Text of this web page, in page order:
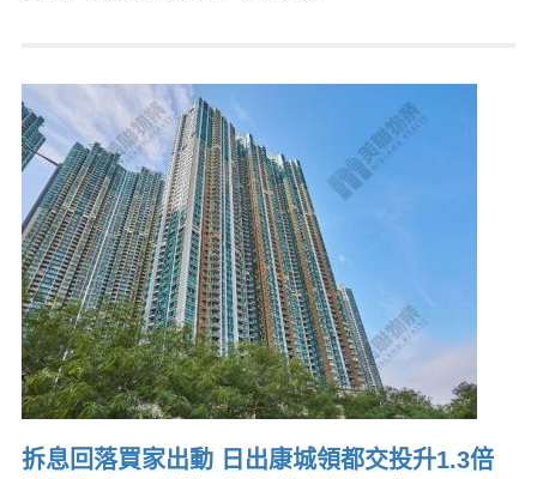
拆息回落買家出動 日出康城領都交投升1.3倍